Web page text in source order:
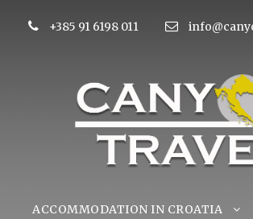
+385 91 6198 011
ACCOMMODATION IN CROATIA